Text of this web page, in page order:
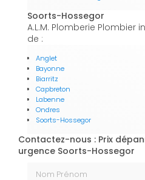
Soorts-Hossegor
A.L.M. Plomberie Plombier
de :
Anglet
Bayonne
Biarritz
Capbreton
Labenne
Ondres
Soorts-Hossegor
Contactez-nous : Prix
urgence Soorts-Hossegor